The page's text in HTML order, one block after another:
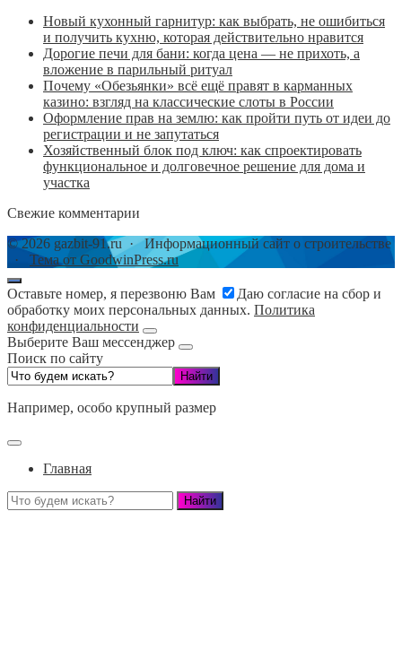
Новый кухонный гарнитур: как выбрать, не ошибиться
и получить кухню, которая действительно нравится
Дорогие печи для бани: когда цена — не прихоть, а
вложение в парильный ритуал
Почему «Обезьянки» всё ещё правят в карманных
казино: взгляд на классические слоты в России
Оформление прав на землю: как пройти путь от идеи до
регистрации и не запутаться
Хозяйственный блок под ключ: как спроектировать
функциональное и долговечное решение для дома и
участка
Свежие комментарии
©2026 gazbit-91.ru ·Информационный сайт о строительстве
· Тема от GoodwinPress.ru
Оставьте номер, я перезвоню Вам
Даю согласие на сбор и
обработку моих персональных данных. Политика
конфиденциальности
Выберите Ваш мессенджер
Поиск по сайту
Например, особо крупный размер
Главная